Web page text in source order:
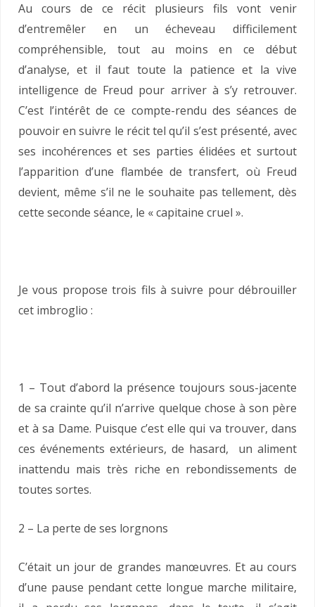
Au cours de ce récit plusieurs fils vont venir
d’entremêler en un écheveau difficilement
compréhensible, tout au moins en ce début
d’analyse, et il faut toute la patience et la vive
intelligence de Freud pour arriver à s’y retrouver.
C’est l’intérêt de ce compte-rendu des séances de
pouvoir en suivre le récit tel qu’il s’est présenté, avec
ses incohérences et ses parties élidées et surtout
l’apparition d’une flambée de transfert, où Freud
devient, même s’il ne le souhaite pas tellement, dès
cette seconde séance, le « capitaine cruel ».
Je vous propose trois fils à suivre pour débrouiller
cet imbroglio :
1 – Tout d’abord la présence toujours sous-jacente
de sa crainte qu’il n’arrive quelque chose à son père
et à sa Dame. Puisque c’est elle qui va trouver, dans
ces événements extérieurs, de hasard, un aliment
inattendu mais très riche en rebondissements de
toutes sortes.
2 – La perte de ses lorgnons
C’était un jour de grandes manœuvres. Et au cours
d’une pause pendant cette longue marche militaire,